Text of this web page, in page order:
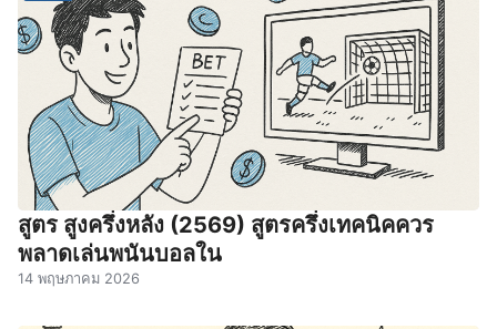
สูตร สูงครึ่งหลัง (2569) สูตรครึ่งเทคนิคควร
พลาดเล่นพนันบอลใน
14 พฤษภาคม 2026